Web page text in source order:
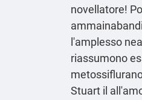
novellatore!
l'amplesso
riassumono
Stuart il